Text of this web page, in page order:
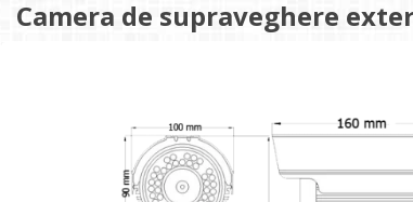
Camera de supraveghere